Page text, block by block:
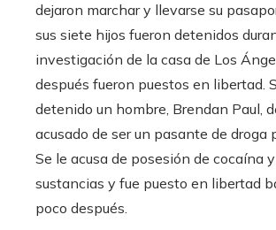
dejaron marchar y llevarse su
sus siete hijos fueron detenidos
investigación de la casa de Los
después fueron puestos en libertad.
detenido un hombre, Brendan Paul,
acusado de ser un pasante de droga
Se le acusa de posesión de cocaína
sustancias y fue puesto en libertad
poco después.